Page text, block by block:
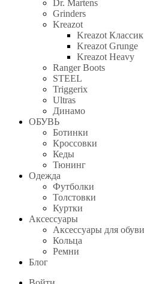
Dr. Martens
Grinders
Kreazot
Kreazot Классик
Kreazot Grunge
Kreazot Heavy
Ranger Boots
STEEL
Triggerix
Ultras
Динамо
ОБУВЬ
Ботинки
Кроссовки
Кеды
Тюнинг
Одежда
Футболки
Толстовки
Куртки
Аксессуары
Аксессуары для обуви
Кольца
Ремни
Блог